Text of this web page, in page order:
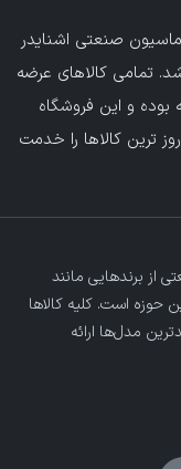
صنعتی اشنایدر
تمامی کالاهای عرضه
بوده و این فروشگاه
ترین کالاها را خدمت
از برندهایی مانند
حوزه است. کلیه کالاها
مدل‌ها ارائه